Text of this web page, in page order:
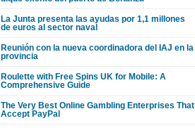
La Junta presenta las ayudas por 1,1 millones
de euros al sector naval
Reunión con la nueva coordinadora del IAJ en la
provincia
Roulette with Free Spins UK for Mobile: A
Comprehensive Guide
The Very Best Online Gambling Enterprises That
Accept PayPal